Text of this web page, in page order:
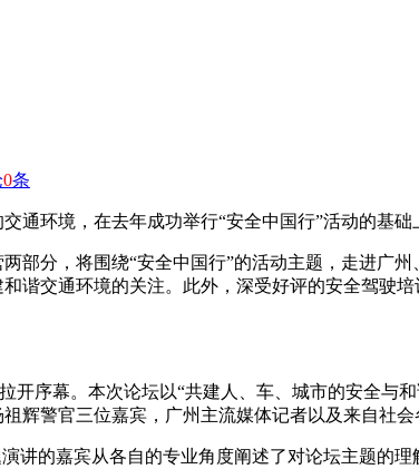
0条
通环境，在去年成功举行“安全中国行”活动的基础
部分，将围绕“安全中国行”的活动主题，走进广
谐交通环境的关注。此外，深受好评的安全驾驶
开序幕。本次论坛以“共建人、车、城市的安全
辉警官三位嘉宾，广州主流媒体记者以及来自社会
讲的嘉宾从各自的专业角度阐述了对论坛主题的